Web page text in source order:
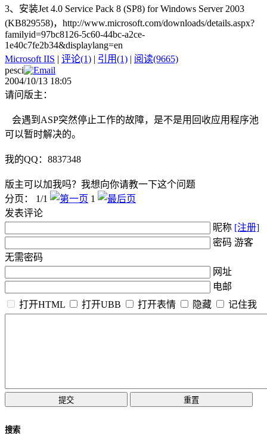
3、安装Jet 4.0 Service Pack 8 (SP8) for Windows Server 2003
(KB829558)，http://www.microsoft.com/downloads/details.aspx?
familyid=97bc8126-5c60-44bc-a2ce-
1e40c7fe2b34&displaylang=en
Microsoft IIS | 评论(1) | 引用(1) | 阅读(9665)
pesci
2004/10/13 18:05
请问版主：
会遇到ASP突然停止工作的故障，是不是用回收应用程序池
可以暂时解决的。
我的QQ：8837348
版主可以加我吗？我想向你请教一下这个问题
分页： 1/1
1
发表评论
昵称 [注册]
密码 游客
无需密码
网址
电邮
打开HTML
打开UBB 打开表情 隐藏 记住我
搜索